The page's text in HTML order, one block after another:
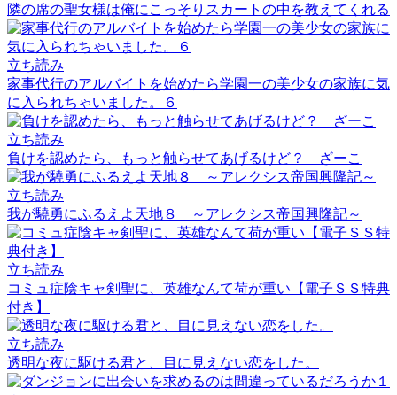
隣の席の聖女様は俺にこっそりスカートの中を教えてくれる
立ち読み
家事代行のアルバイトを始めたら学園一の美少女の家族に気
に入られちゃいました。６
立ち読み
負けを認めたら、もっと触らせてあげるけど？ ざーこ
立ち読み
我が驍勇にふるえよ天地８ ～アレクシス帝国興隆記～
立ち読み
コミュ症陰キャ剣聖に、英雄なんて荷が重い【電子ＳＳ特典
付き】
立ち読み
透明な夜に駆ける君と、目に見えない恋をした。